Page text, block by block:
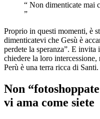
“ Non dimenticate mai
”
Proprio in questi momenti, è
dimenticatevi che Gesù è
perdete la speranza”. E
chiedere la loro
Perù è una terra ricca di Santi.
Non
vi ama come siete